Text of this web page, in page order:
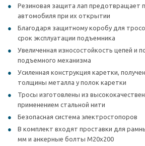
Резиновая защита лап предотвращает
автомобиля при их открытии
Благодаря защитному коробу для
срок эксплуатации подъемника
Увеличенная износостойкость цепей и
подъемного механизма
Усиленная конструкция каретки,
толщины металла у полок каретки
Тросы изготовлены из
применением стальной нити
Безопасная система электростопоров
В комплект входят проставки для
мм и анкерные болты M20x200